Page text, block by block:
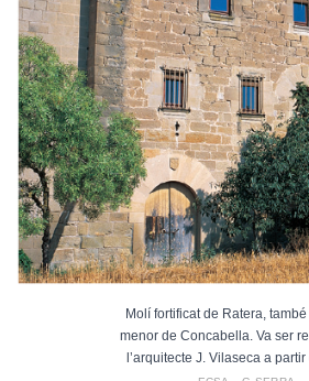
Molí fortificat de Ratera, també
menor de Concabella. Va ser
l’arquitecte J. Vilaseca a